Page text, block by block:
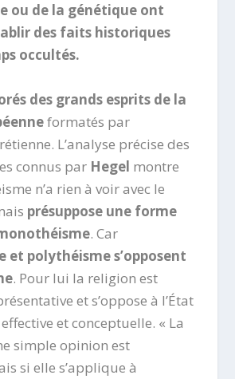
ou de la génétique ont
des faits historiques
occultés.
des grands esprits de la
formatés par
L’analyse précise des
connus par Hegel montre
n’a rien à voir avec le
présuppose une forme
. Car
et polythéisme s’opposent
. Pour lui la religion est
et s’oppose à l’État
et conceptuelle. « La
simple opinion est
si elle s’applique à